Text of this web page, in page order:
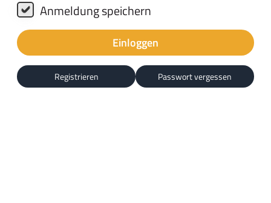
Anmeldung speichern
Einloggen
Registrieren Passwort vergessen